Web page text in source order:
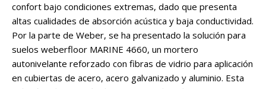
confort bajo condiciones extremas, dado que presenta
altas cualidades de absorción acústica y baja conductividad.
Por la parte de Weber, se ha presentado la solución para
suelos weberfloor MARINE 4660, un mortero
autonivelante reforzado con fibras de vidrio para aplicación
en cubiertas de acero, acero galvanizado y aluminio. Esta